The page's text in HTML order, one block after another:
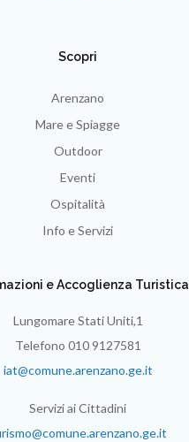
Scopri
Arenzano
Mare e Spiagge
Outdoor
Eventi
Ospitalità
Info e Servizi
e Accoglienza Turistica
Lungomare Stati Uniti,1
Telefono 010 9127581
iat@comune.arenzano.ge.it
Servizi ai Cittadini